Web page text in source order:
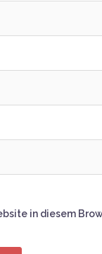
in diesem